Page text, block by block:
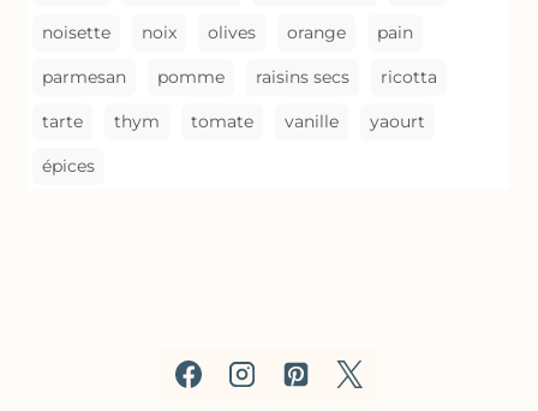
noisette noix olives orange pain
parmesan pomme raisins secs ricotta
tarte thym tomate vanille yaourt
épices